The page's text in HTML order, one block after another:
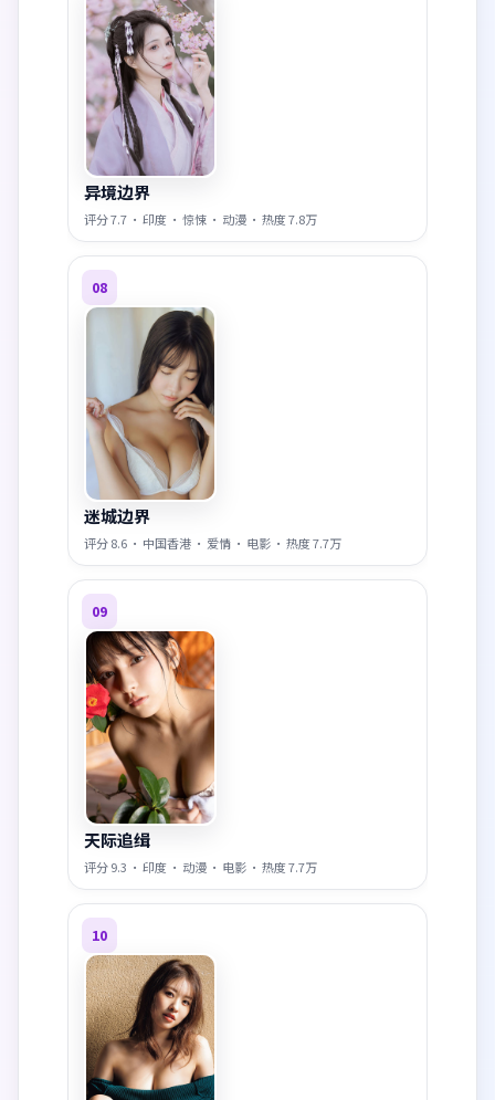
异境边界
评分7.7 · 印度 · 惊悚 · 动漫 · 热度7.8万
08
迷城边界
评分8.6 · 中国香港 · 爱情 · 电影 · 热度7.7万
09
天际追缉
评分9.3 · 印度 · 动漫 · 电影 · 热度7.7万
10